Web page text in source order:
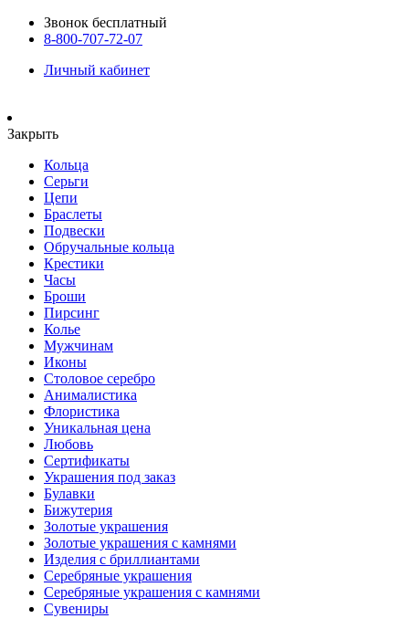
Звонок бесплатный
8-800-707-72-07
Личный кабинет
Закрыть
Кольца
Серьги
Цепи
Браслеты
Подвески
Обручальные кольца
Крестики
Часы
Броши
Пирсинг
Колье
Мужчинам
Иконы
Столовое серебро
Анималистика
Флористика
Уникальная цена
Любовь
Сертификаты
Украшения под заказ
Булавки
Бижутерия
Золотые украшения
Золотые украшения с камнями
Изделия с бриллиантами
Серебряные украшения
Серебряные украшения с камнями
Сувениры